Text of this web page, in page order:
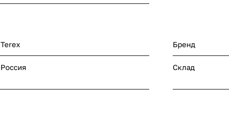
Terex Бренд
Россия Склад